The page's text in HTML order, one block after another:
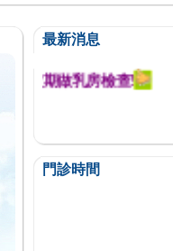
最新消息
定期做乳房檢查!
門診時間